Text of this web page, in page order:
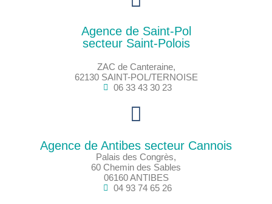
Agence de Saint-Pol
secteur Saint-Polois
ZAC de Canteraine,
62130 SAINT-POL/TERNOISE
06 33 43 30 23
Agence de Antibes secteur Cannois
Palais des Congrès,
60 Chemin des Sables
06160 ANTIBES
04 93 74 65 26